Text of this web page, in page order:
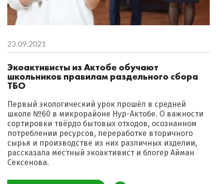
23.09.2021
Экоактивисты из Актобе обучают
школьников правилам раздельного сбора
ТБО
Первый экологический урок прошёл в средней
школе №60 в микрорайоне Нур-Актобе. О важности
сортировки твёрдо бытовых отходов, осознанном
потреблении ресурсов, переработке вторичного
сырья и производстве из них различных изделии,
рассказала местный экоактивист и блогер Айман
Сексенова.